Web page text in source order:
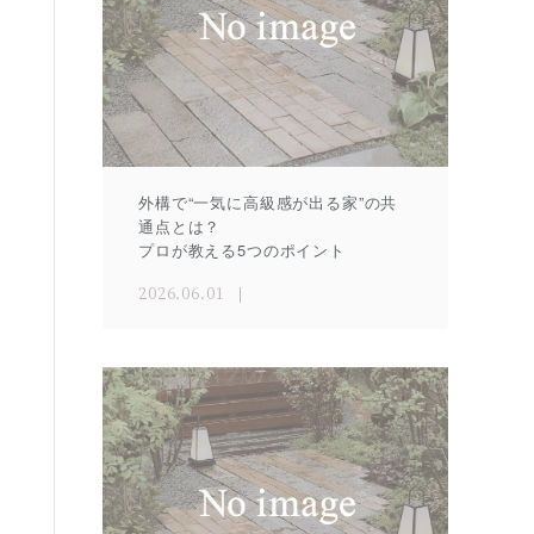
外構で“一気に高級感が出る家”の共
通点とは？
プロが教える5つのポイント
2026.06.01